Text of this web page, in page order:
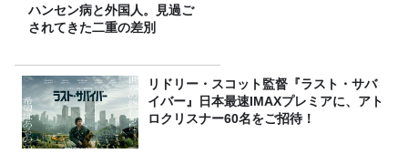
ハンセン病と外国人。見過ご
されてきた二重の差別
リドリー・スコット監督『ラスト・サバ
イバー』日本最速IMAXプレミアに、アト
ロクリスナー60名をご招待！